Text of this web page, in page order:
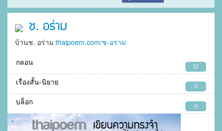
ช. อร่าม
บ้านช. อร่าม thaipoem.com/ช-อร่าม
กลอน
31
เรื่องสั้น-นิยาย
0
บล็อก
0